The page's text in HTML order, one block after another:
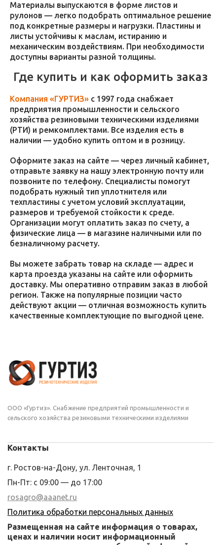
Материалы выпускаются в форме листов и
рулонов — легко подобрать оптимальное решение
под конкретные размеры и нагрузки. Пластины и
листы устойчивы к маслам, истиранию и
механическим воздействиям. При необходимости
доступны варианты разной толщины.
Где купить и как оформить заказ
Компания «ГУРТИЗ» с 1997 года снабжает
предприятия промышленности и сельского
хозяйства резиновыми техническими изделиями
(РТИ) и ремкомплектами. Все изделия есть в
наличии — удобно купить оптом и в розницу.
Оформите заказ на сайте — через личный кабинет,
отправьте заявку на нашу электронную почту или
позвоните по телефону. Специалисты помогут
подобрать нужный тип уплотнителя или
техпластины с учетом условий эксплуатации,
размеров и требуемой стойкости к среде.
Организации могут оплатить заказ по счету, а
физические лица — в магазине наличными или по
безналичному расчету.
Вы можете забрать товар на складе — адрес и
карта проезда указаны на сайте или оформить
доставку. Мы оперативно отправим заказ в любой
регион. Также на популярные позиции часто
действуют акции — отличная возможность купить
качественные комплектующие по выгодной цене.
ООО «Гуртиз». Снабжение предприятий промышленности и
сельского хозяйства резиновыми техническими изделиями
Контакты
г. Ростов-на-Дону, ул. Ленточная, 1
Пн-Пт: с 09:00 — до 17:00
rosagro@aaanet.ru
Политика обработки персональных данных
Размещенная на сайте информация о товарах,
ценах и наличии носит информационный